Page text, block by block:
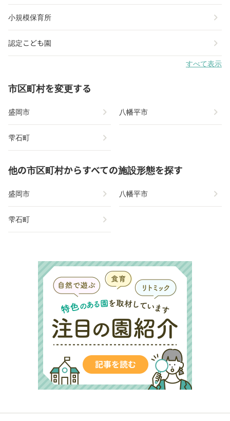
小規模保育所 chevron_right
認定こども園 chevron_right
すべて表示
市区町村を変更する
盛岡市 chevron_right 八幡平市 chevron_right
雫石町 chevron_right
他の市区町村からすべての施設形態を探す
盛岡市 chevron_right 八幡平市 chevron_right
雫石町 chevron_right